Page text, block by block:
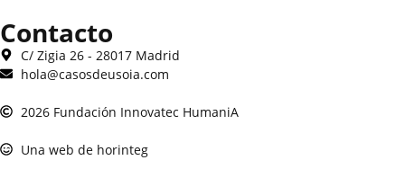
Contacto
C/ Zigia 26 - 28017 Madrid
hola@casosdeusoia.com
2026 Fundación Innovatec HumaniA
Una web de horinteg